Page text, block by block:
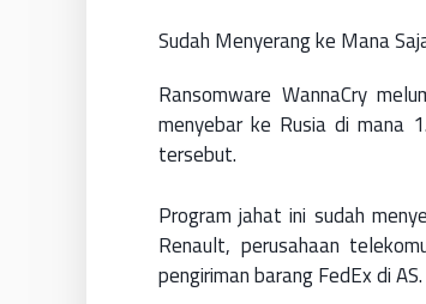
Sudah Menyerang ke Mana
Ransomware WannaCry
menyebar ke Rusia di mana
tersebut.
Program jahat ini sudah
Renault, perusahaan
pengiriman barang FedEx di AS.